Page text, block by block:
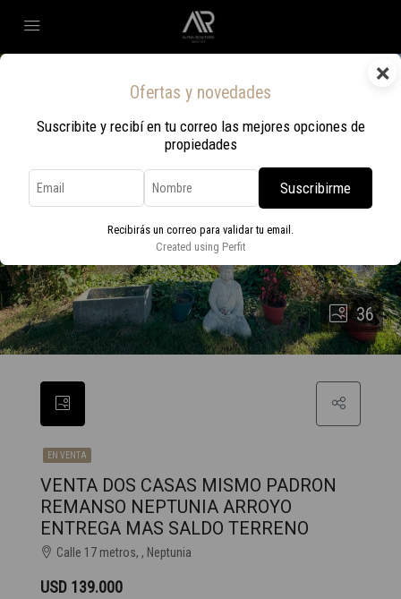
×
Ofertas y novedades
Suscribite y recibí en tu correo las mejores opciones de
propiedades
Suscribirme
Recibirás un correo para validar tu email.
Created using Perfit
36
EN VENTA
VENTA DOS CASAS MISMO PADRON
REMANSO NEPTUNIA ARROYO
ENTREGA MAS SALDO TERRENO
Calle 17 metros, , Neptunia
USD 139.000